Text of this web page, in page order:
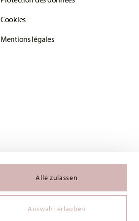
Alle zulassen
Auswahl erlauben
Cookies
Mentions légales